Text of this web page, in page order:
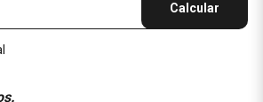
Calcular